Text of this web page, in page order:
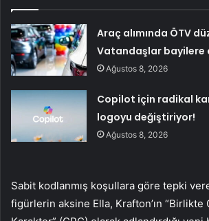
Araç alımında ÖTV
Vatandaşlar bayilere
Ağustos 8, 2026
Copilot için radikal
logoyu değiştiriyor!
Ağustos 8, 2026
Sabit kodlanmış koşullara göre tepki
figürlerin aksine Ella, Krafton’ın “Birlikte